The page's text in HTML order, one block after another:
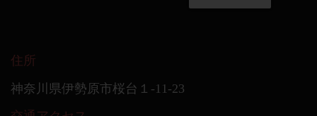
住所
神奈川県伊勢原市桜台１-11-23